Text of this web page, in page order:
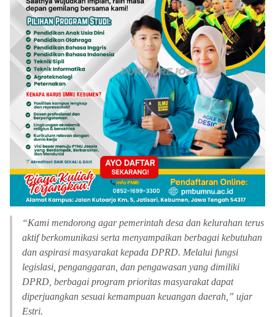
“Kami mendorong agar pemerintah desa dan kelurahan terus
aktif berkomunikasi serta menyampaikan berbagai kebutuhan
dan aspirasi masyarakat kepada DPRD. Melalui fungsi
legislasi, penganggaran, dan pengawasan yang dimiliki
DPRD, berbagai program prioritas masyarakat dapat
diperjuangkan sesuai kemampuan keuangan daerah,” ujar
Estri.